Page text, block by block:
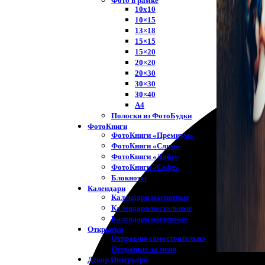
10х10
10×15
13×18
15×15
15×20
20×20
20×30
30×30
30×40
A4
Полоски из ФотоБудки
ФотоКниги
ФотоКниги «Премиум»
ФотоКниги «Слим»
ФотоКниги «Лайт»
ФотоКниги «Софт»
Блокноты
Календари
Календари магнитные
Календари настольные
Календари настенные
Открытки
Отправлю самостоятельно
Отправьте за меня
Декор Интерьера